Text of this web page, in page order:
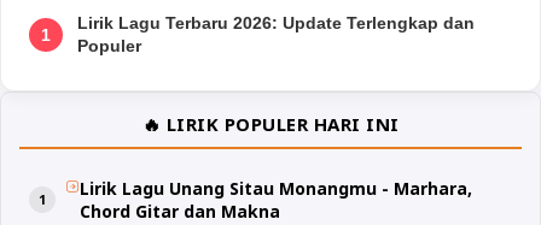
1
Lirik Lagu Terbaru 2026: Update Terlengkap dan
Populer
🔥 LIRIK POPULER HARI INI
Lirik Lagu Unang Sitau Monangmu - Marhara,
Chord Gitar dan Makna